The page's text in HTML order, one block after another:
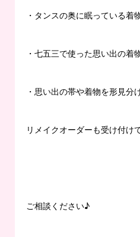
・タンスの奥に眠っている着
・七五三で使った思い出の着
・思い出の帯や着物を形見分
リメイクオーダーも受け付け
ご相談ください♪